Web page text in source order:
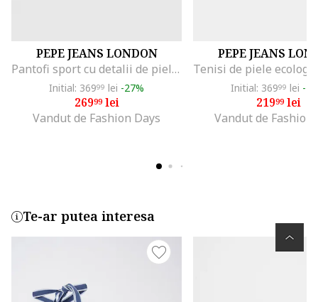
PEPE JEANS LONDON
Pantofi sport cu detalii de piele intoarsa, Alb fildes/Gri deschis/Argintiu
Initial: 36999 lei -27%
26999lei
Vandut de Fashion Days
PEPE JEANS
Initial: 36999 lei -
21999lei
Vandut de Fashion
Te-ar putea interesa